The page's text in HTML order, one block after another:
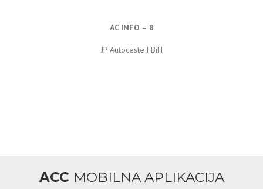
AC INFO – 8
JP Autoceste FBiH
ACC MOBILNA APLIKACIJA